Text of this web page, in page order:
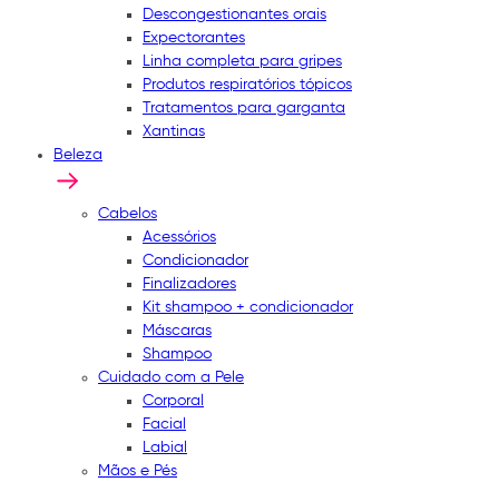
Descongestionantes orais
Expectorantes
Linha completa para gripes
Produtos respiratórios tópicos
Tratamentos para garganta
Xantinas
Beleza
Cabelos
Acessórios
Condicionador
Finalizadores
Kit shampoo + condicionador
Máscaras
Shampoo
Cuidado com a Pele
Corporal
Facial
Labial
Mãos e Pés